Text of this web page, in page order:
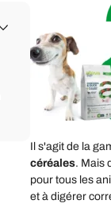
Il s'agit de la
céréales. Mais
pour tous les
et à digérer